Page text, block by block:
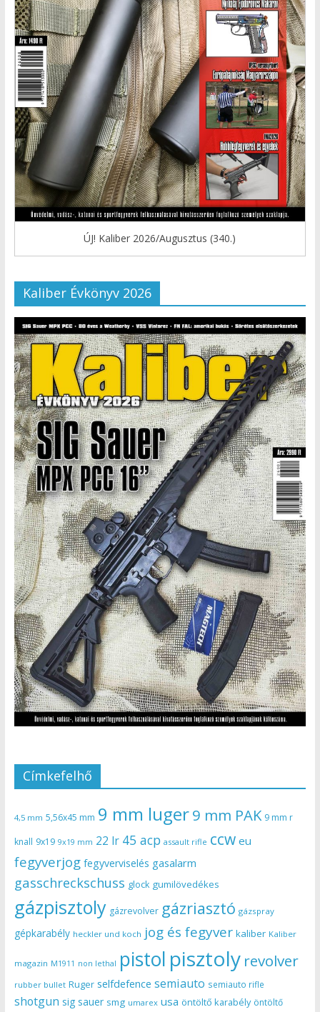
ÚJ! Kaliber 2026/Augusztus (340.)
Kaliber Évkönyv 2026
Címkefelhő
4,5 mm 5,56x45 mm 9 mm luger9 mm PAK 9 mm r
knall 9x19 9x19 mm 22 lr 45 acp assault rifle ccw eu
fegyverjog fegyverviselés gasalarm
gasschreckschuss glock gumilövedékes
gázpisztoly gázrevolver gázriasztó gázspray
gépkarabély heckler und koch jog és fegyver kaliber Kaliber
magazin M1911 non lethal pistol pisztoly revolver
rubber bullet Ruger selfdefence semiauto semiauto rifle
shotgun sig sauer smg umarex usa öntöltő karabély öntöltő